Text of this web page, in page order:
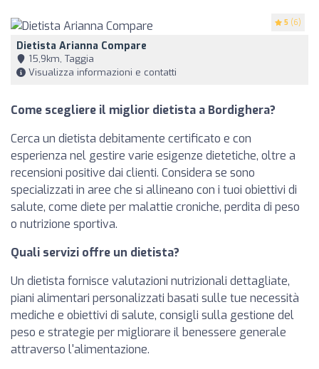
5 (6)
Dietista Arianna Compare
15,9km, Taggia
Visualizza informazioni e contatti
Come scegliere il miglior dietista a Bordighera?
Cerca un dietista debitamente certificato e con
esperienza nel gestire varie esigenze dietetiche, oltre a
recensioni positive dai clienti. Considera se sono
specializzati in aree che si allineano con i tuoi obiettivi di
salute, come diete per malattie croniche, perdita di peso
o nutrizione sportiva.
Quali servizi offre un dietista?
Un dietista fornisce valutazioni nutrizionali dettagliate,
piani alimentari personalizzati basati sulle tue necessità
mediche e obiettivi di salute, consigli sulla gestione del
peso e strategie per migliorare il benessere generale
attraverso l'alimentazione.